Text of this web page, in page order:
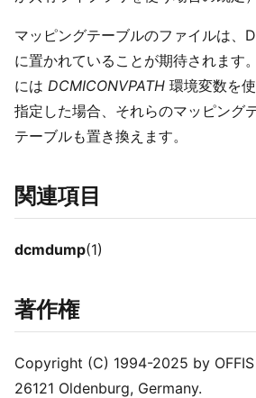
マッピングテーブルのファイルは、
に置かれていることが期待されます
には DCMICONVPATH 環境変数を
指定した場合、それらのマッピング
テーブルも置き換えます。
関連項目
dcmdump(1)
著作権
Copyright (C) 1994-2025 by
26121 Oldenburg, Germany.